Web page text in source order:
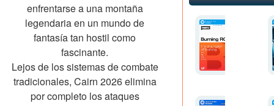
enfrentarse a una montaña
legendaria en un mundo de
fantasía tan hostil como
fascinante.
Lejos de los sistemas de combate
tradicionales, Cairn 2026 elimina
por completo los ataques